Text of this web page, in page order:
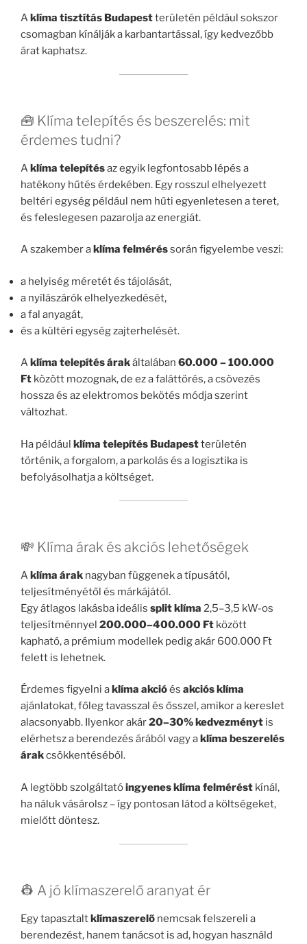
Aklíma tisztítás Budapestterületén például sokszor
csomagban kínálják a karbantartással, így kedvezőbb
árat kaphatsz.
🧰 Klíma telepítés és beszerelés: mit
érdemes tudni?
Aklíma telepítésaz egyik legfontosabb lépés a
hatékony hűtés érdekében. Egy rosszul elhelyezett
beltéri egység például nem hűti egyenletesen a teret,
és feleslegesen pazarolja az energiát.
A szakember a klíma felméréssorán figyelembe veszi:
a helyiség méretét és tájolását,
a nyílászárók elhelyezkedését,
a fal anyagát,
és a kültéri egység zajterhelését.
A klíma telepítés árakáltalában 60.000 – 100.000
Ft között mozognak, de ez a faláttörés, a csövezés
hossza és az elektromos bekötés módja szerint
változhat.
Ha például klíma telepítés Budapestterületén
történik, a forgalom, a parkolás és a logisztika is
befolyásolhatja a költséget.
💸 Klíma árak és akciós lehetőségek
Aklíma árak nagyban függenek a típusától,
teljesítményétől és márkájától.
Egy átlagos lakásba ideális split klíma 2,5–3,5 kW-os
teljesítménnyel 200.000–400.000 Ft között
kapható, a prémium modellek pedig akár 600.000 Ft
felett is lehetnek.
Érdemes figyelni a klíma akcióés akciós klíma
ajánlatokat, főleg tavasszal és ősszel, amikor a kereslet
alacsonyabb. Ilyenkor akár20–30% kedvezményt is
elérhetsz a berendezés árából vagy a klíma beszerelés
árakcsökkentéséből.
A legtöbb szolgáltatóingyenes klíma felmérést kínál,
ha náluk vásárolsz – így pontosan látod a költségeket,
mielőtt döntesz.
👷 A jó klímaszerelő aranyat ér
Egy tapasztaltklímaszerelő nemcsak felszereli a
berendezést, hanem tanácsot is ad, hogyan használd